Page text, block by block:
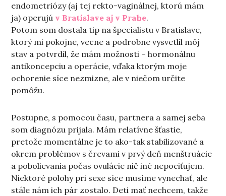
endometriózy (aj tej rekto-vaginálnej, ktorú mám
ja) operujú v Bratislave aj v Prahe.
Potom som dostala tip na špecialistu v Bratislave,
ktorý mi pokojne, vecne a podrobne vysvetlil môj
stav a potvrdil, že mám možnosti – hormonálnu
antikoncepciu a operácie, vďaka ktorým moje
ochorenie síce nezmizne, ale v niečom určite
pomôžu.
Postupne, s pomocou času, partnera a samej seba
som diagnózu prijala. Mám relatívne šťastie,
pretože momentálne je to ako-tak stabilizované a
okrem problémov s črevami v prvý deň menštruácie
a pobolievania počas ovulácie nič iné nepociťujem.
Niektoré polohy pri sexe síce musíme vynechať, ale
stále nám ich pár zostalo. Deti mať nechcem, takže